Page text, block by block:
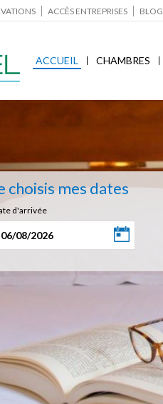
ACCÈS ENTREPRISES BLOG
ACCUEIL CHAMBRES
choisis mes dates
d'arrivée